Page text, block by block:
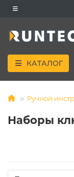
КАТАЛОГ
Ручной
Наборы